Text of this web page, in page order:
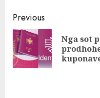
me 2 lekë çmimin
e naftës
Continue
Reading
Previous
Nga sot